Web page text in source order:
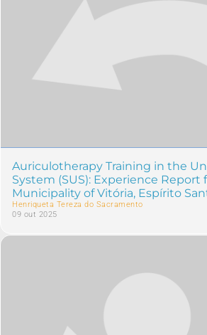
Auriculotherapy Training in the
System (SUS): Experience Report
Municipality of Vitória, Espírito
Henriqueta Tereza do Sacramento
09 out 2025